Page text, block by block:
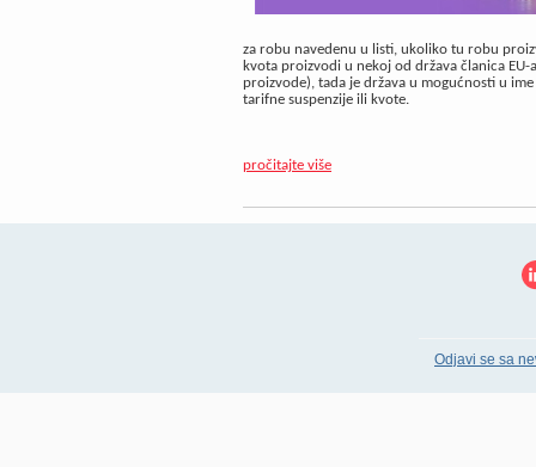
za robu navedenu u listi, ukoliko tu robu
kvota proizvodi u nekoj od država članica
proizvode), tada je država u mogućnosti u
tarifne suspenzije ili kvote.
pročitajte više
Odjavi se sa